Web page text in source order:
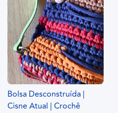
Bolsa Desconstruída |
Cisne Atual | Crochê